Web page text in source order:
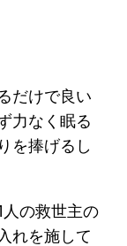
だけで良い
力なく眠る
を捧げるし
の救世主の
れを施して